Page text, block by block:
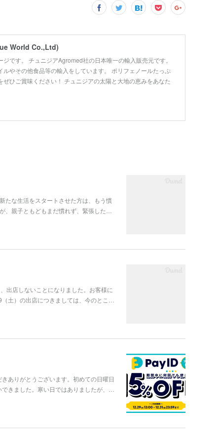
World Co.,Ltd)
です。 チュニジアAgromed社の日本唯一の輸入販売元です。
やその他食品等の輸入をしています。 ポリフェノールたっぷ
ひご賞味ください！ チュニジアの太陽と大地の恵みをあなた
たな生活をスタートさせた方は、もう慣
、親子ともどもまだ慣れず、緊張した…
出店しないことになりました。お客様に
土）の出店につきましては、今のとこ…
ありがとうございます。初めての日曜日
きました。寒い日ではありましたが、…